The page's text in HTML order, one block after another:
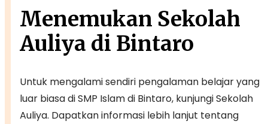
Menemukan Sekolah
Auliya di Bintaro
Untuk mengalami sendiri pengalaman belajar yang
luar biasa di SMP Islam di Bintaro, kunjungi Sekolah
Auliya. Dapatkan informasi lebih lanjut tentang